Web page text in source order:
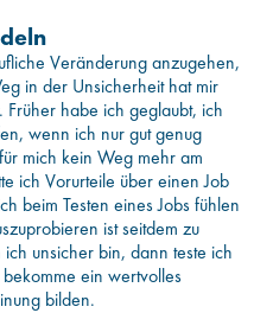
Veränderung anzugehen,
in der Unsicherheit hat mir
habe ich geglaubt, ich
wenn ich nur gut genug
mich kein Weg mehr am
ich Vorurteile über einen Job
beim Testen eines Jobs fühlen
ist seitdem zu
unsicher bin, dann teste ich
ein wertvolles
bilden.